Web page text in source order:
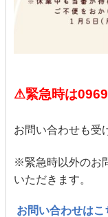
⚠緊急時は
お問い合わせも受
※緊急時以外のお
いただきます。
お問い合わせはこ